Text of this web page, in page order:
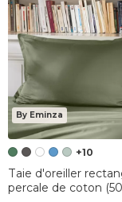
By Eminza
+10
Taie d'oreiller
percale de coton